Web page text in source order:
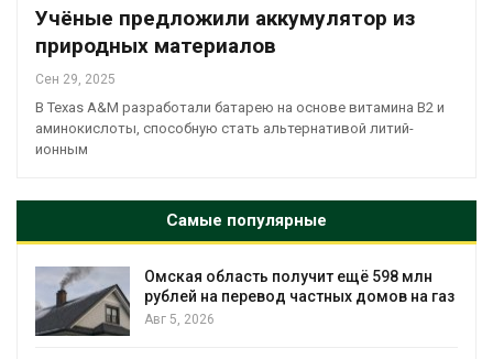
Учёные предложили аккумулятор из
природных материалов
Сен 29, 2025
В Texas A&M разработали батарею на основе витамина В2 и
аминокислоты, способную стать альтернативой литий-
ионным
Самые популярные
Омская область получит ещё 598 млн
рублей на перевод частных домов на газ
Авг 5, 2026